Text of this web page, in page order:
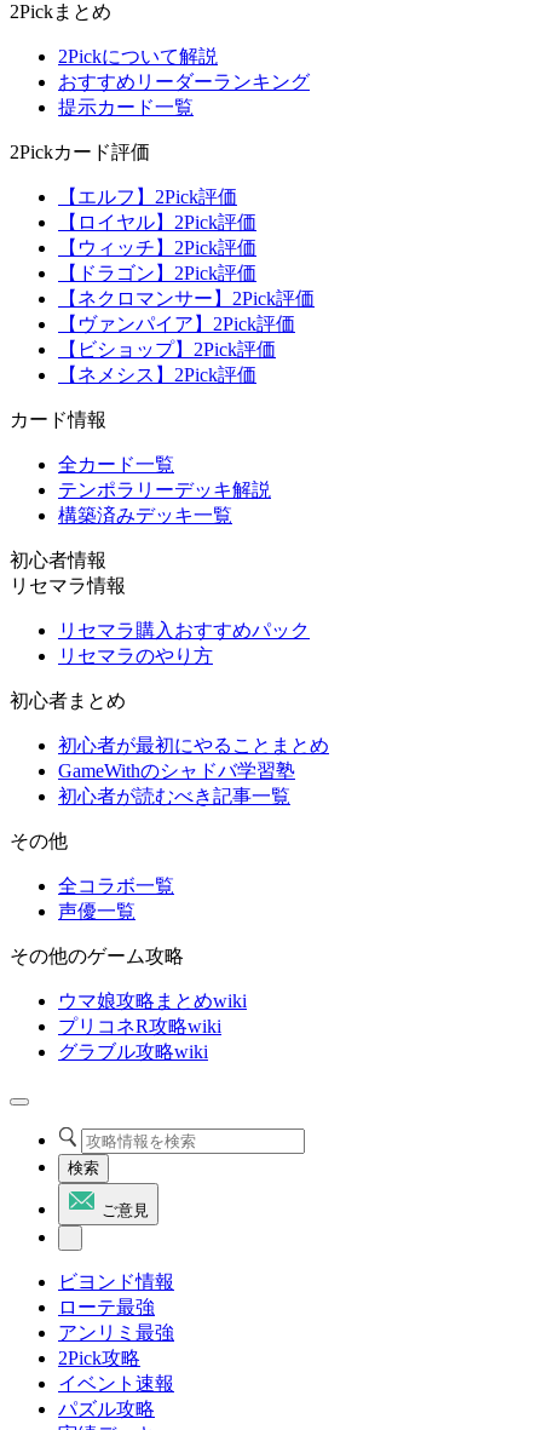
2Pickまとめ
2Pickについて解説
おすすめリーダーランキング
提示カード一覧
2Pickカード評価
【エルフ】2Pick評価
【ロイヤル】2Pick評価
【ウィッチ】2Pick評価
【ドラゴン】2Pick評価
【ネクロマンサー】2Pick評価
【ヴァンパイア】2Pick評価
【ビショップ】2Pick評価
【ネメシス】2Pick評価
カード情報
全カード一覧
テンポラリーデッキ解説
構築済みデッキ一覧
初心者情報
リセマラ情報
リセマラ購入おすすめパック
リセマラのやり方
初心者まとめ
初心者が最初にやることまとめ
GameWithのシャドバ学習塾
初心者が読むべき記事一覧
その他
全コラボ一覧
声優一覧
その他のゲーム攻略
ウマ娘攻略まとめwiki
プリコネR攻略wiki
グラブル攻略wiki
検索
ご意見
ビヨンド情報
ローテ最強
アンリミ最強
2Pick攻略
イベント速報
パズル攻略